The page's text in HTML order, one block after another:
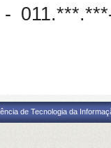
de Tecnologia da